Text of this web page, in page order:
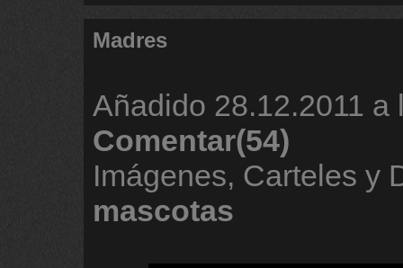
Madres
Añadido 28.12.2011 a
Comentar(54)
Imágenes, Carteles y
mascotas